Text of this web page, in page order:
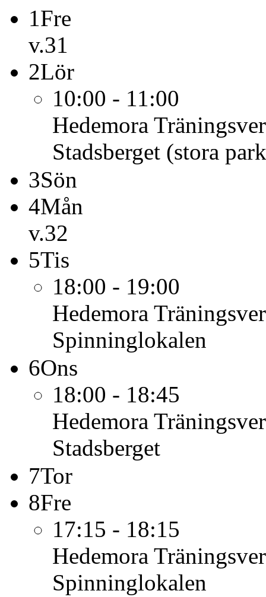
1Fre
v.31
2Lör
10:00 - 11:00
Hedemora
Stadsberget (stora
3Sön
4Mån
v.32
5Tis
18:00 - 19:00
Hedemora
Spinninglokalen
6Ons
18:00 - 18:45
Hedemora
Stadsberget
7Tor
8Fre
17:15 - 18:15
Hedemora
Spinninglokalen